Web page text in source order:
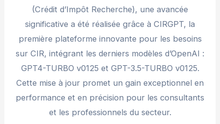
(Crédit d’Impôt Recherche), une avancée
significative a été réalisée grâce à CIRGPT, la
première plateforme innovante pour les besoins
sur CIR, intégrant les derniers modèles d’OpenAI :
GPT4-TURBO v0125 et GPT-3.5-TURBO v0125.
Cette mise à jour promet un gain exceptionnel en
performance et en précision pour les consultants
et les professionnels du secteur.